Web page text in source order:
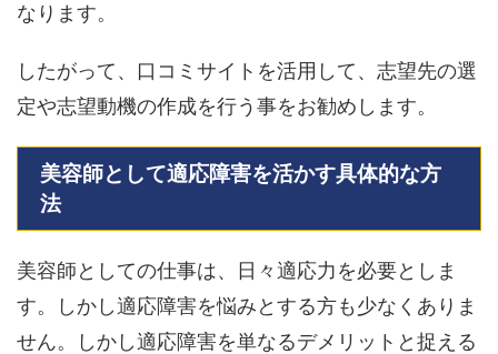
なります。
したがって、口コミサイトを活用して、志望先の選
定や志望動機の作成を行う事をお勧めします。
美容師として適応障害を活かす具体的な方
法
美容師としての仕事は、日々適応力を必要としま
す。しかし適応障害を悩みとする方も少なくありま
せん。しかし適応障害を単なるデメリットと捉える